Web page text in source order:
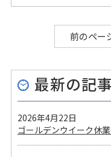
前のペー
最新の記事
ゴールデンウイーク休
2026年4月22日